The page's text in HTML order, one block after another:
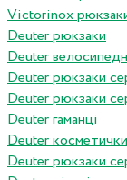
Victorinox
Deuter рюкзаки
Deuter
Deuter рюкзаки
Deuter рюкзаки
Deuter гаманці
Deuter косметички
Deuter рюкзаки